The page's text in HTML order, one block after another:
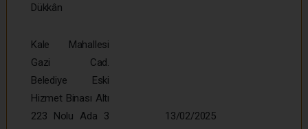
Dükkân
Kale Mahallesi
Gazi Cad.
Belediye Eski
Hizmet Binası Altı
223 Nolu Ada 3
13/02/2025